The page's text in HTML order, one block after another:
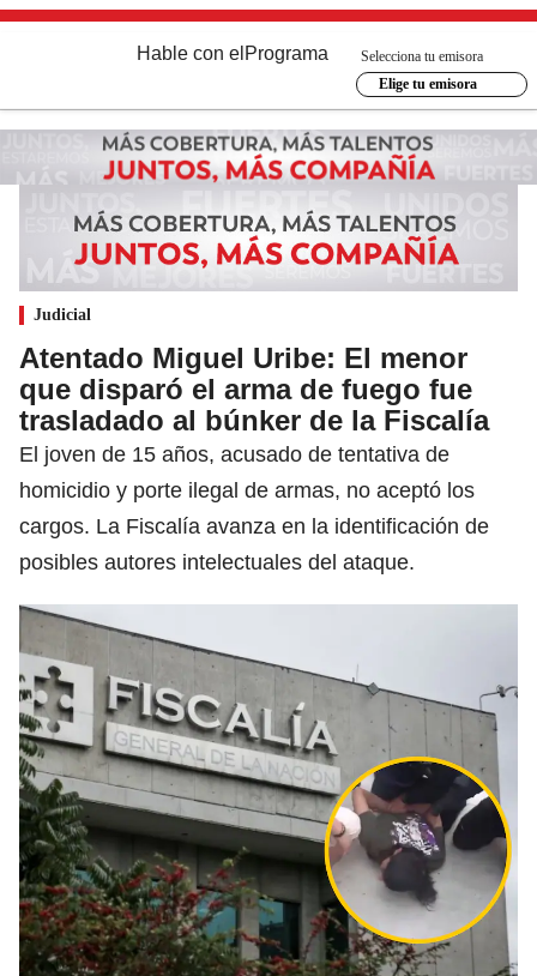
Hable con el Programa
Selecciona tu emisora
Elige tu emisora
Judicial
Atentado Miguel Uribe: El menor
que disparó el arma de fuego fue
trasladado al búnker de la Fiscalía
El joven de 15 años, acusado de tentativa de
homicidio y porte ilegal de armas, no aceptó los
cargos. La Fiscalía avanza en la identificación de
posibles autores intelectuales del ataque.